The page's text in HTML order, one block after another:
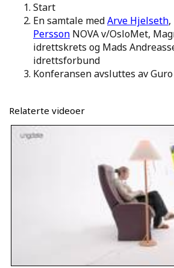
Start
En samtale medArve Hjelseth
Persson NOVA v/OsloMet,
idrettskrets og Mads
idrettsforbund
Konferansen avsluttes av
Relaterte videoer